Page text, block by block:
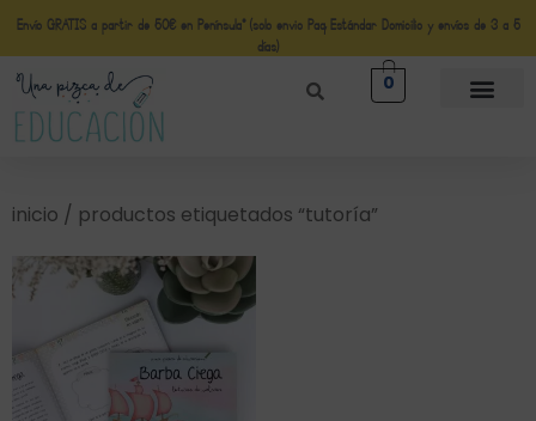
Envío GRATIS a partir de 50€ en Península* (solo envio Paq Estándar Domicilio y envíos de 3 a 5
días)
0
inicio / productos etiquetados “tutoría”